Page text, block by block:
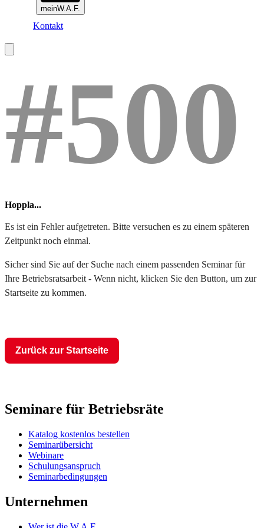
meinW.A.F.
Kontakt
#500
Hoppla...
Es ist ein Fehler aufgetreten. Bitte versuchen es zu einem späteren
Zeitpunkt noch einmal.
Sicher sind Sie auf der Suche nach einem passenden Seminar für
Ihre Betriebsratsarbeit - Wenn nicht, klicken Sie den Button, um zur
Startseite zu kommen.
Zurück zur Startseite
Seminare für Betriebsräte
Katalog kostenlos bestellen
Seminarübersicht
Webinare
Schulungsanspruch
Seminarbedingungen
Unternehmen